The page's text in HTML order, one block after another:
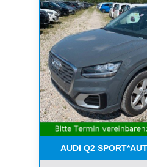
AUDI Q2